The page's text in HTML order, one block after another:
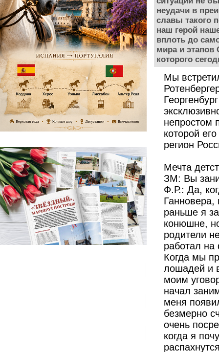
неудачи в
славы такого
наш герой
вплоть до
мира и этапов
которого
Мы
непростом
которой
регион
Мечта
ЗМ: Вы
Ф.Р.: Да,
раньше я
конюшне,
родители
работал на
Когда мы
лошадей и
моим
начал
меня
безмерно
очень
когда я